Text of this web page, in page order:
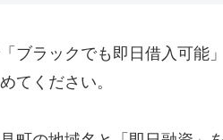
ブラックでも即日借入可能
てください。